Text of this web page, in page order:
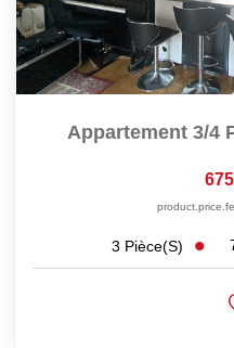
Appartement 3/4
3 Pièce(s)